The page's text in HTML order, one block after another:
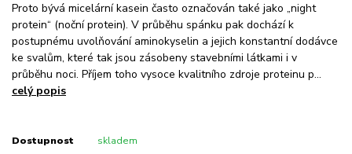
Proto bývá micelární kasein často označován také jako „night
protein“ (noční protein). V průběhu spánku pak dochází k
postupnému uvolňování aminokyselin a jejich konstantní dodávce
ke svalům, které tak jsou zásobeny stavebními látkami i v
průběhu noci. Příjem toho vysoce kvalitního zdroje proteinu p...
celý popis
Dostupnost skladem